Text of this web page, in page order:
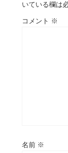
いている欄は
コメント ※
名前 ※